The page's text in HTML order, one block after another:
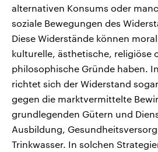
alternativen Konsums oder
soziale Bewegungen des
Diese Widerstände können
kulturelle, ästhetische, religiöse
philosophische Gründe haben.
richtet sich der Widerstand
gegen die marktvermittelte
grundlegenden Gütern und
Ausbildung,
Trinkwasser. In solchen